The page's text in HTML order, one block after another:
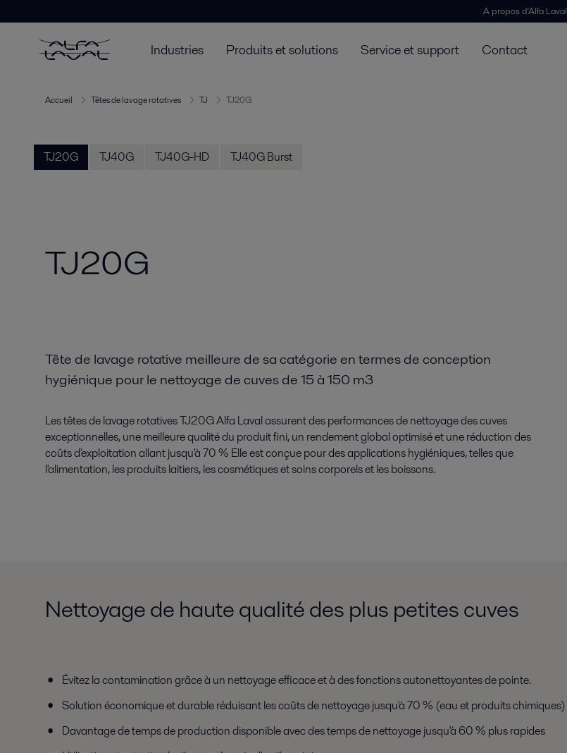
A propos d'Alfa Laval
Industries Produits et solutions Service et support Contact
Accueil Têtes de lavage rotatives TJ TJ20G
TJ20G TJ40G TJ40G-HD TJ40G Burst
TJ20G
Tête de lavage rotative meilleure de sa catégorie en termes de conception
hygiénique pour le nettoyage de cuves de 15 à 150 m3
Les têtes de lavage rotatives TJ20G Alfa Laval assurent des performances de nettoyage des cuves
exceptionnelles, une meilleure qualité du produit fini, un rendement global optimisé et une réduction des
coûts d'exploitation allant jusqu'à 70 % Elle est conçue pour des applications hygiéniques, telles que
l'alimentation, les produits laitiers, les cosmétiques et soins corporels et les boissons.
Nettoyage de haute qualité des plus petites cuves
Évitez la contamination grâce à un nettoyage efficace et à des fonctions autonettoyantes de pointe.
Solution économique et durable réduisant les coûts de nettoyage jusqu'à 70 % (eau et produits chimiques)
Davantage de temps de production disponible avec des temps de nettoyage jusqu'à 60 % plus rapides